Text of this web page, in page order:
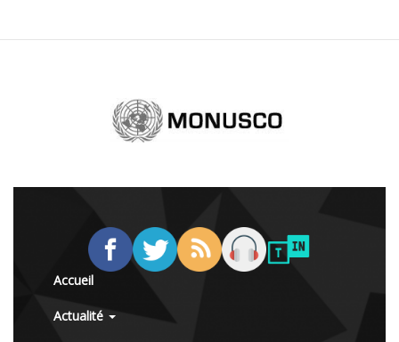
Accueil
Actualité